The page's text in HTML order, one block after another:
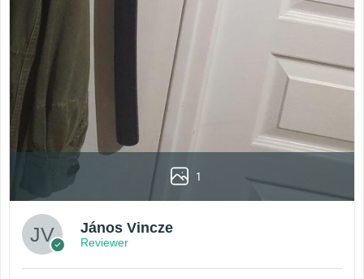
1
János Vincze
Reviewer